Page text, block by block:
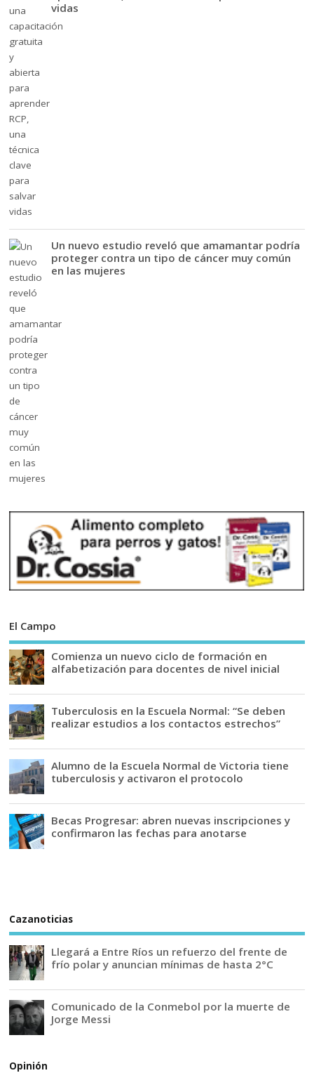
vidas
Un nuevo estudio reveló que amamantar podría
proteger contra un tipo de cáncer muy común
en las mujeres
El Campo
Comienza un nuevo ciclo de formación en
alfabetización para docentes de nivel inicial
Tuberculosis en la Escuela Normal: “Se deben
realizar estudios a los contactos estrechos”
Alumno de la Escuela Normal de Victoria tiene
tuberculosis y activaron el protocolo
Becas Progresar: abren nuevas inscripciones y
confirmaron las fechas para anotarse
Cazanoticias
Llegará a Entre Ríos un refuerzo del frente de
frío polar y anuncian mínimas de hasta 2°C
Comunicado de la Conmebol por la muerte de
Jorge Messi
Opinión